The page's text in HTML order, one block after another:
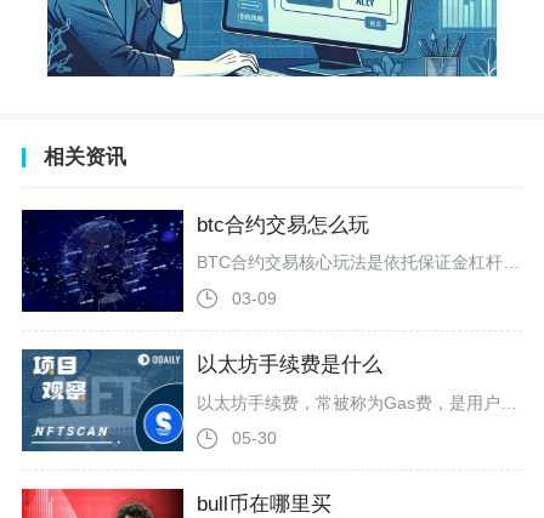
相关资讯
btc合约交易怎么玩
BTC合约交易核心玩法是依托保证金杠杆双向交易，分为永续、交割两类合约，完整流程包含资金划转、参数设置、开仓、仓位管理、平仓五大步骤，但杠杆会同步放大收益与亏损，新手优先低杠杆、逐仓模式搭配止盈止损操作。
03-09
以太坊手续费是什么
05-30
bull币在哪里买